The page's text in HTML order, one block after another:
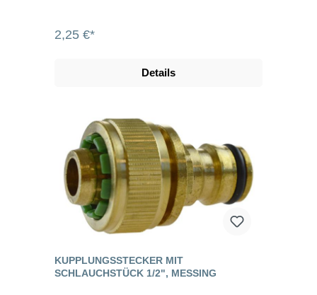
2,25 €*
Details
KUPPLUNGSSTECKER MIT
SCHLAUCHSTÜCK 1/2", MESSING